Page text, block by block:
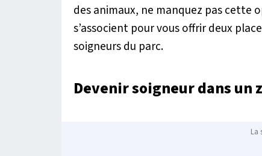
des animaux, ne manquez pas cette
s’associent pour vous offrir deux
soigneurs du parc.
Devenir soigneur dans un
La